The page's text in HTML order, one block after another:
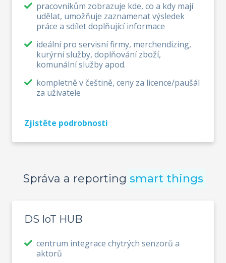
pracovníkům zobrazuje kde, co a kdy mají
udělat, umožňuje zaznamenat výsledek
práce a sdílet doplňující informace
ideální pro servisní firmy, merchendizing,
kurýrní služby, doplňování zboží,
komunální služby apod.
kompletně v češtině, ceny za licence/paušál
za uživatele
Zjistěte podrobnosti
Správa a reporting smart things
DS IoT HUB
centrum integrace chytrých senzorů a
aktorů